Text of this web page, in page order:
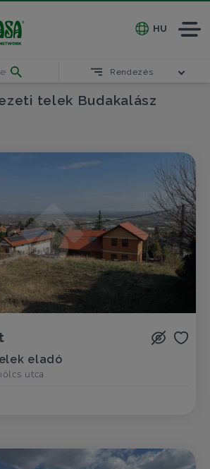
HU
telek Budakalász
Rendezés
eladó
utca